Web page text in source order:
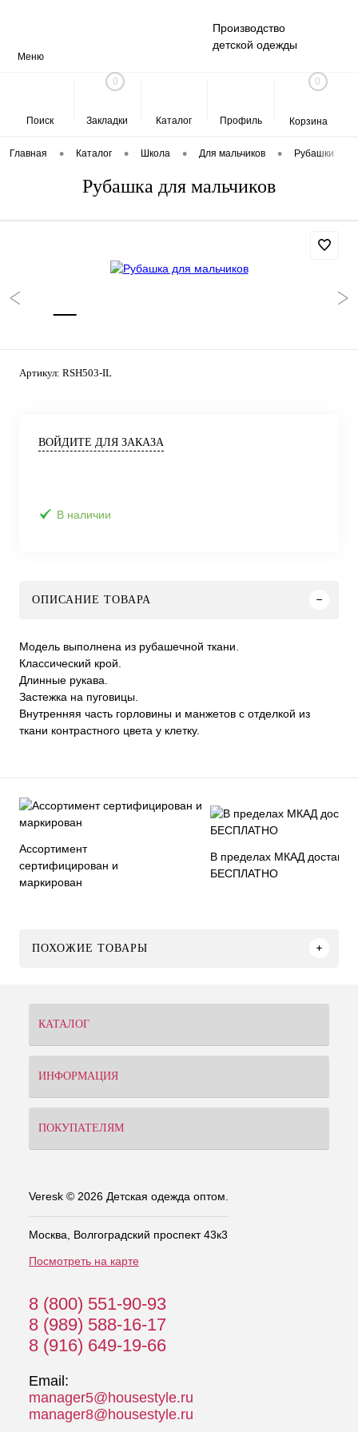
Меню
Производство
детской одежды
Поиск
0
Закладки Каталог Профиль
0
Корзина
Главная • Каталог • Школа • Для мальчиков • Рубашки
Рубашка для мальчиков
Артикул: RSH503-IL
ВОЙДИТЕ ДЛЯ ЗАКАЗА
В наличии
ОПИСАНИЕ ТОВАРА
Модель выполнена из рубашечной ткани.
Классический крой.
Длинные рукава.
Застежка на пуговицы.
Внутренняя часть горловины и манжетов с отделкой из
ткани контрастного цвета у клетку.
Ассортимент
сертифицирован и
маркирован
В пределах МКАД доставка
БЕСПЛАТНО
ПОХОЖИЕ ТОВАРЫ
КАТАЛОГ
ИНФОРМАЦИЯ
ПОКУПАТЕЛЯМ
Veresk © 2026 Детская одежда оптом.
Москва, Волгоградский проспект 43к3
Посмотреть на карте
8 (800) 551-90-93
8 (989) 588-16-17
8 (916) 649-19-66
Email:
manager5@housestyle.ru
manager8@housestyle.ru